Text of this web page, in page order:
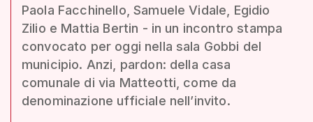
Paola Facchinello, Samuele Vidale, Egidio
Zilio e Mattia Bertin - in un incontro stampa
convocato per oggi nella sala Gobbi del
municipio. Anzi, pardon: della casa
comunale di via Matteotti, come da
denominazione ufficiale nell’invito.